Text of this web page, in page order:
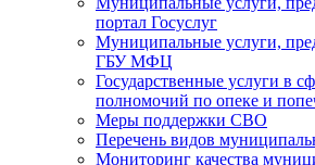
портал Госуслуг
Муниципальные услуги,
ГБУ МФЦ
Государственные услуги в
полномочий по опеке и
Меры поддержки СВО
Перечень видов
Мониторинг качества